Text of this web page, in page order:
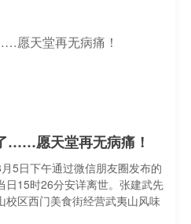
……愿天堂再无病痛！
5日下午通过微信朋友圈发布的
日15时26分安详离世。张建武先
校区西门美食街经营武夷山风味